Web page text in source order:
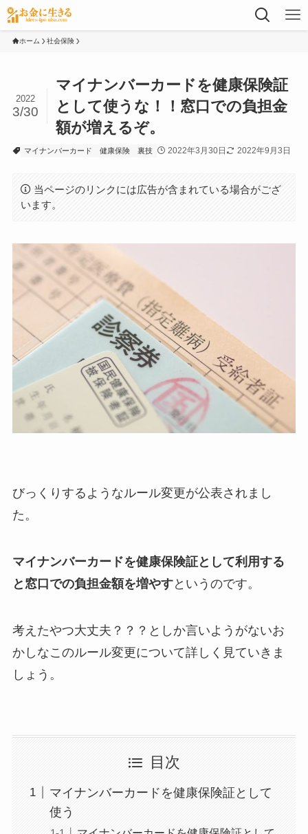
ホーム 社会保険
マイナンバーカードを健康保険証
として使うな！！窓口での負担金
額が増えるぞ。
2022
3/30
マイナンバーカード 健康保険 裏技 2022年3月30日 2022年9月3日
当ページのリンクには広告が含まれている場合がござ
います。
びっくりするようなルール変更が公表されまし
た。
マイナンバーカードを健康保険証として利用する
と窓口での負担金額を増やすというのです。
考えたやつ大丈夫？？？としか言いようがないお
かしなこのルール変更について詳しく見ていきま
しょう。
目次
マイナンバーカードを健康保険証として
使う